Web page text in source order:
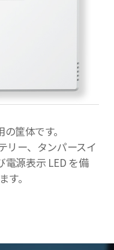
筐体です。
リー、タンパースイ
電源表示 LED を備
。